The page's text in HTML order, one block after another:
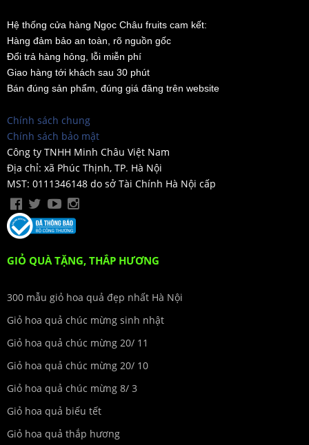
Hệ thống cửa hàng Ngọc Châu fruits cam kết:
Hàng đảm bảo an toàn, rõ nguồn gốc
Đổi trả hàng hỏng, lỗi miễn phí
Giao hàng tới khách sau 30 phút
Bán đúng sản phẩm, đúng giá đăng trên website
Chính sách chung
Chính sách bảo mật
Công ty TNHH Minh Châu Việt Nam
Địa chỉ: xã Phúc Thịnh, TP. Hà Nội
MST: 0111346148 do sở Tài Chính Hà Nội cấp
GIỎ QUÀ TẶNG, THẮP HƯƠNG
300 mẫu giỏ hoa quả đẹp nhất Hà Nội
Giỏ hoa quả chúc mừng sinh nhật
Giỏ hoa quả chúc mừng 20/ 11
Giỏ hoa quả chúc mừng 20/ 10
Giỏ hoa quả chúc mừng 8/ 3
Giỏ hoa quả biếu tết
Giỏ hoa quả thắp hương